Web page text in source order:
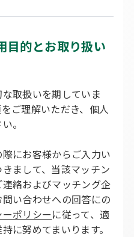
的とお取り扱い
取扱いを期していま
ご理解いただき、個人
。
にお客様からご入力い
まして、当該マッチン
絡およびマッチング企
い合わせへの回答にの
ポリシーに従って、適
に努めてまいります。